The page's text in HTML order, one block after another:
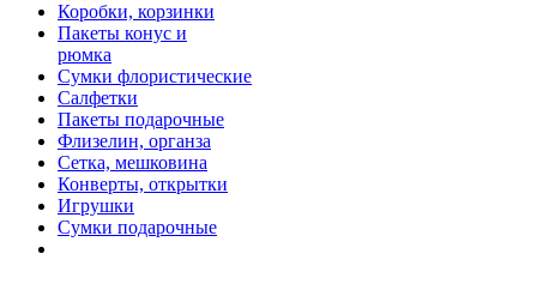
Коробки, корзинки
Пакеты конус и
рюмка
Сумки флористические
Салфетки
Пакеты подарочные
Флизелин, органза
Сетка, мешковина
Конверты, открытки
Игрушки
Сумки подарочные